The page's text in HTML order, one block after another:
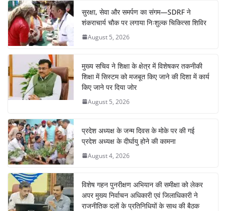
सुरक्षा, सेवा और समर्पण का संगम—SDRF ने
शंकराचार्य चौक पर लगाया निःशुल्क चिकित्सा शिविर
August 5, 2026
मुख्य सचिव ने शिक्षा के क्षेत्र में विशेषकर तकनीकी
शिक्षा में सिस्टम को मजबूत किए जाने की दिशा में कार्य
किए जाने पर दिया जोर
August 5, 2026
प्रदेश अध्यक्ष के जन्म दिवस के मोके पर की गई
प्रदेश अध्यक्ष के दीर्घायु होने की कामना
August 4, 2026
विशेष गहन पुनरीक्षण अभियान की समीक्षा को लेकर
अपर मुख्य निर्वाचन अधिकारी एवं जिलाधिकारी ने
राजनीतिक दलों के प्रतिनिधियों के साथ की बैठक